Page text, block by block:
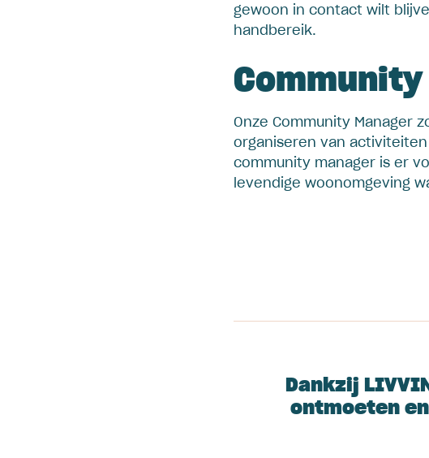
gewoon in contact wilt
handbereik.
Onze Community Manager
organiseren van
community manager is er
levendige woonomgeving
Dankzij
ontmoeten